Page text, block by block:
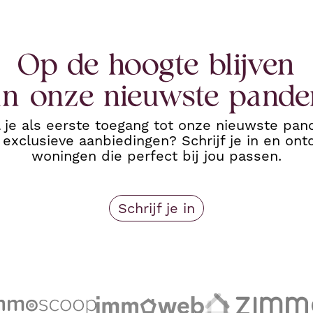
Op de hoogte blijven
onze nieuwste
je als eerste toegang tot onze nieuwste
exclusieve aanbiedingen? Schrijf je in en
woningen die perfect bij jou passen.
Schrijf je in